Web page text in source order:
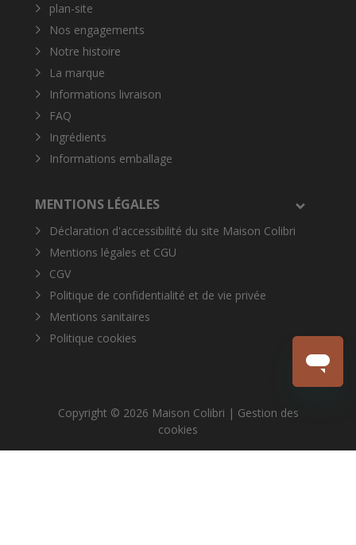
plan-site
Nos engagements
Notre histoire
La marque
Informations livraison
FAQ
Ingrédients
Informations emballage
MENTIONS LÉGALES
Déclaration d'accessibilité du site Maison Colibri
Mentions légales et CGU
CGV
Politique de confidentialité et de vie privée
Mentions sanitaires
Politique cookies
Copyright © 2026 Maison Colibri | Gestion des
cookies